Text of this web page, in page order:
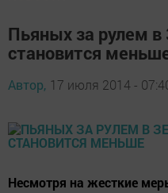
Пьяных за рулем в
становится
Автор, 17 июля 2014 -
Несмотря на жесткие